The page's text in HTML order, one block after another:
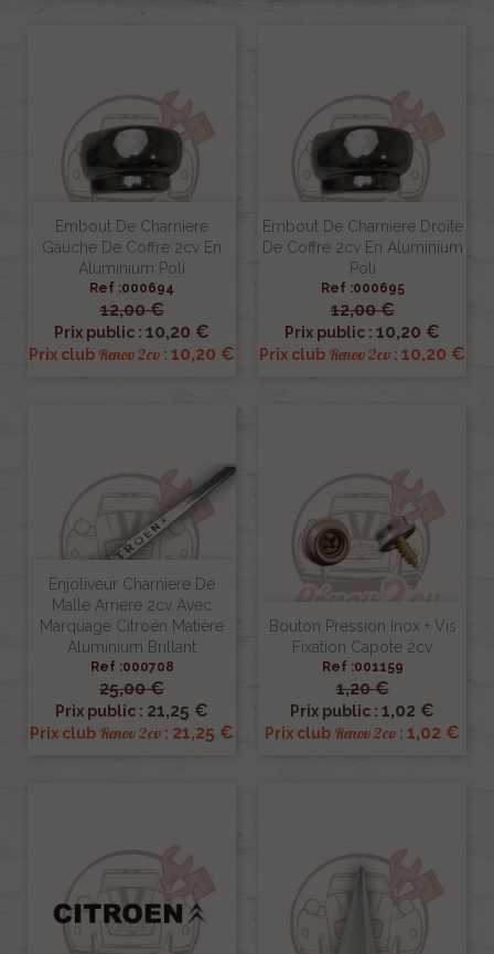
Embout De Charniere
Gauche De Coffre 2cv En
Aluminium Poli
Ref :000694
12,00 €
Prix public : 10,20 €
Prix club Renov 2cv : 10,20 €
Embout De Charniere Droite
De Coffre 2cv En Aluminium
Poli
Ref :000695
12,00 €
Prix public : 10,20 €
Prix club Renov 2cv : 10,20 €
Enjoliveur Charniere De
Malle Arriere 2cv Avec
Marquage Citroën Matière
Aluminium Brillant
Ref :000708
25,00 €
Prix public : 21,25 €
Prix club Renov 2cv : 21,25 €
Bouton Pression Inox + Vis
Fixation Capote 2cv
Ref :001159
1,20 €
Prix public : 1,02 €
Prix club Renov 2cv : 1,02 €